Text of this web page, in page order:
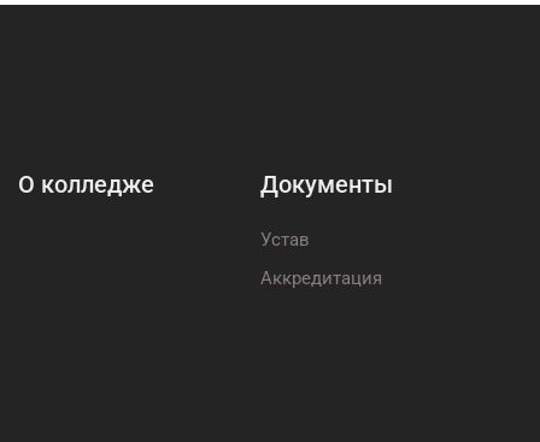
О колледже Документы
Устав
Аккредитация